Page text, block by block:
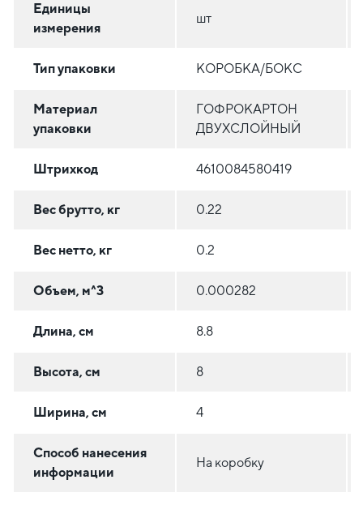
Единицы
измерения
шт
Тип упаковки КОРОБКА/БОКС
Материал
упаковки
ГОФРОКАРТОН
ДВУХСЛОЙНЫЙ
Штрихкод 4610084580419
Вес брутто, кг 0.22
Вес нетто, кг 0.2
Объем, м^3 0.000282
Длина, см 8.8
Высота, см 8
Ширина, см 4
Способ нанесения
информации
На коробку